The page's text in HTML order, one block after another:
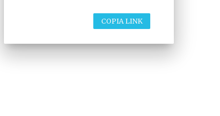
COPIA LINK